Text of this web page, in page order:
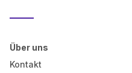
Über uns
Kontakt